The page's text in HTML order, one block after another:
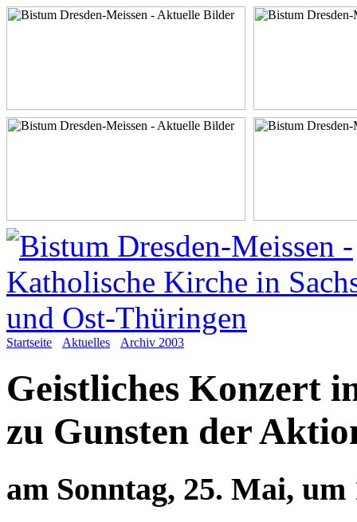
Startseite Aktuelles Archiv 2003
Geistliches Konzert
zu Gunsten der
am Sonntag, 25. Mai, um